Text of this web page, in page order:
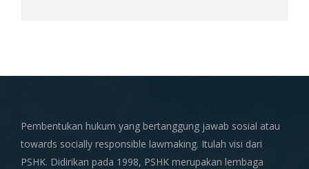
Pembentukan hukum yang bertanggung jawab sosial atau
towards socially responsible lawmaking. Itulah visi dari
PSHK. Didirikan pada 1998, PSHK merupakan lembaga